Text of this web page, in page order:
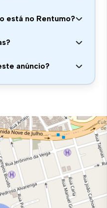
está no Rentumo?
anúncio?